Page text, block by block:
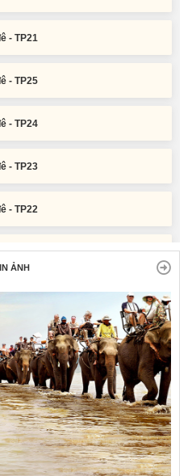
- TP21
- TP25
- TP24
- TP23
- TP22
- TP21
ẢNH